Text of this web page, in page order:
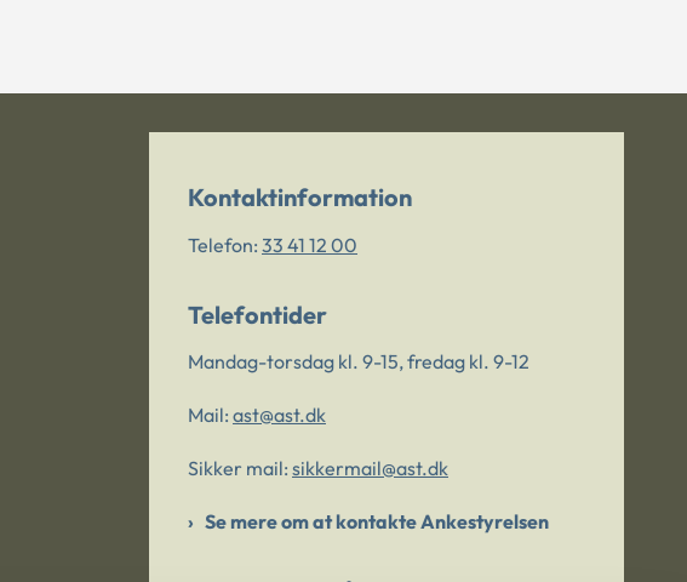
Kontaktinformation
Telefon: 33 41 12 00
Telefontider
Mandag-torsdag kl. 9-15, fredag kl. 9-12
Mail: ast@ast.dk
Sikker mail: sikkermail@ast.dk
Se mere om at kontakte Ankestyrelsen